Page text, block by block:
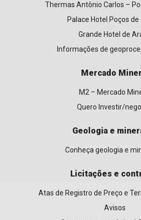
Thermas Antônio Carlos –
Palace Hotel Poços de
Grande Hotel de
Informações de
Mercado
M2 – Mercado
Quero Investir/
Geologia e
Conheça geologia e
Licitações e
Atas de Registro de Preço e
Avisos